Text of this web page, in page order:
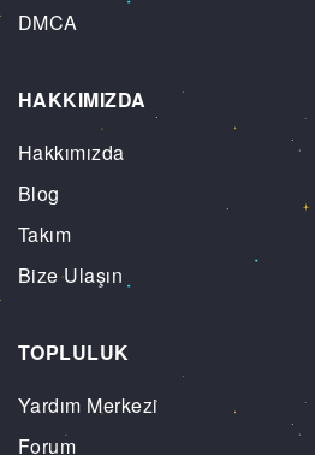
DMCA
HAKKIMIZDA
Hakkımızda
Blog
Takım
Bize Ulaşın
TOPLULUK
Yardım Merkezi
Forum